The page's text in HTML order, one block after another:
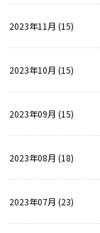
2023年11月 (15)
2023年10月 (15)
2023年09月 (15)
2023年08月 (18)
2023年07月 (23)